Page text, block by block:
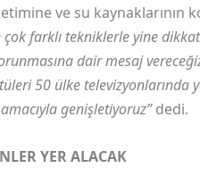
ve su kaynaklarının
çok farklı tekniklerle yine
dair mesaj
50 ülke
genişletiyoruz”dedi.
YER ALACAK